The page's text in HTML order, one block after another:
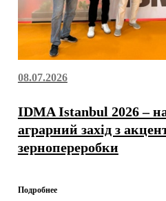
08.07.2026
IDMA Istanbul 2026 –
аграрний захід з
зернопереробки
Подробнее